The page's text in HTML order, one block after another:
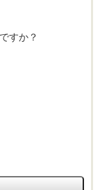
すか？